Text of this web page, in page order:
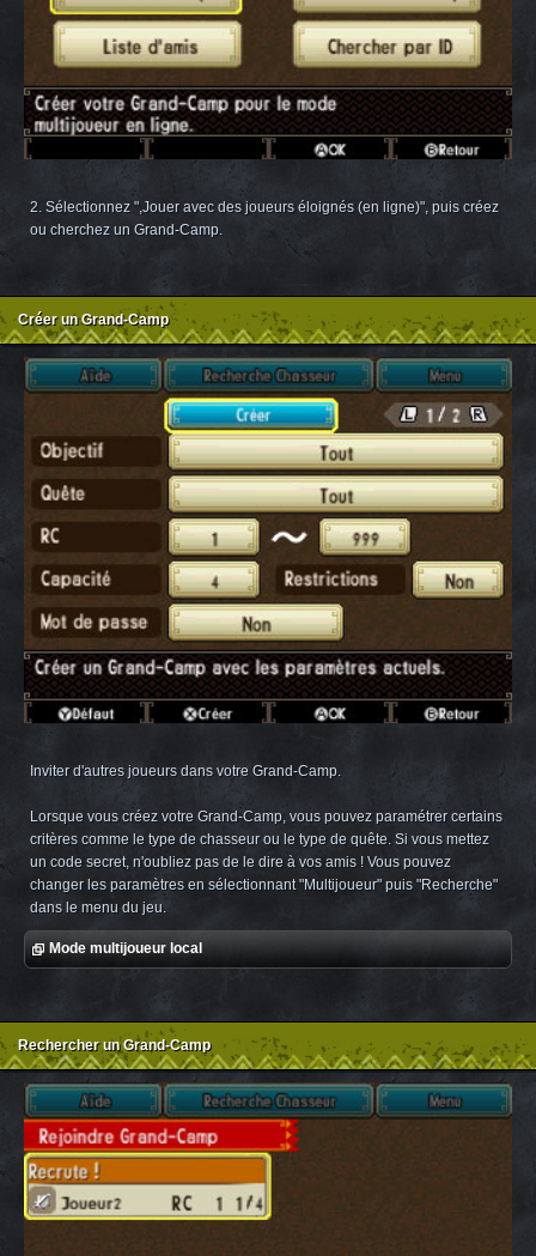
2. Sélectionnez ",Jouer avec des joueurs éloignés (en ligne)", puis créez
ou cherchez un Grand-Camp.
Créer un Grand-Camp
Inviter d'autres joueurs dans votre Grand-Camp.
Lorsque vous créez votre Grand-Camp, vous pouvez paramétrer certains
critères comme le type de chasseur ou le type de quête. Si vous mettez
un code secret, n'oubliez pas de le dire à vos amis ! Vous pouvez
changer les paramètres en sélectionnant "Multijoueur" puis "Recherche"
dans le menu du jeu.
Mode multijoueur local
Rechercher un Grand-Camp